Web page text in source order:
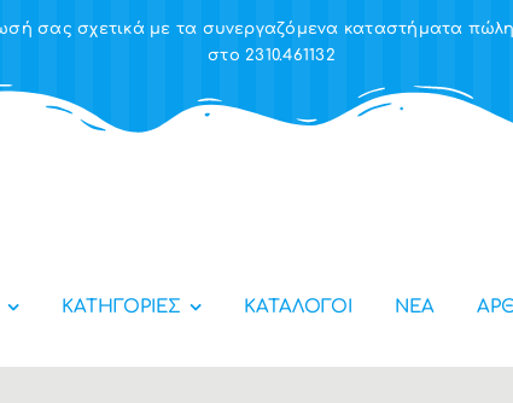
σας σχετικά με τα συνεργαζόμενα καταστήματα
στο 2310.461132
ΚΑΤΗΓΟΡΙΕΣ ΚΑΤΑΛΟΓΟΙ ΝΕΑ